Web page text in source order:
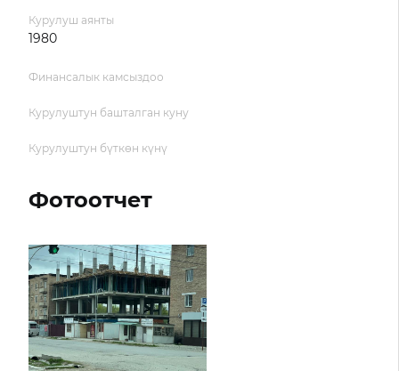
Курулуш аянты
1980
Финансалык камсыздоо
Курулуштун башталган куну
Курулуштун бүткөн күнү
Фотоотчет